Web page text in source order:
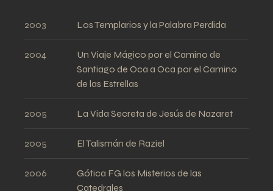
2003 Los Templarios y la Palabra Perdida
2004
Un Viaje Mágico por el Camino de
Santiago de Oca a Oca por el Camino
de las Estrellas
2005 La Vida Secreta de Jesús de Nazaret
2005 El Talismán de Raziel
2006
Gótica FG los Misterios de las
Catedrales